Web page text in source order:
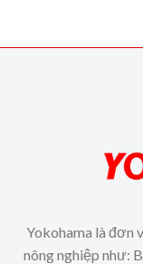
Yokohama là đơn
nông nghiệp như: